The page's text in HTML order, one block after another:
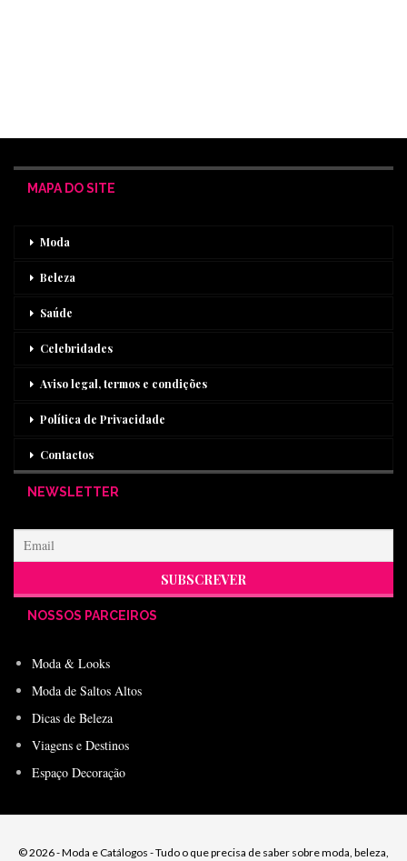
MAPA DO SITE
Moda
Beleza
Saúde
Celebridades
Aviso legal, termos e condições
Política de Privacidade
Contactos
NEWSLETTER
NOSSOS PARCEIROS
Moda & Looks
Moda de Saltos Altos
Dicas de Beleza
Viagens e Destinos
Espaço Decoração
© 2026 - Moda e Catálogos - Tudo o que precisa de saber sobre moda, beleza,